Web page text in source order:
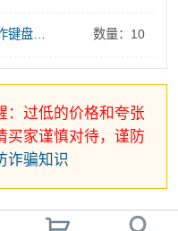
OKUMA维修，大隈显示屏维修，操作键盘维修 数量：10
：过低的价格和夸张
买家谨慎对待，谨防
诈骗知识